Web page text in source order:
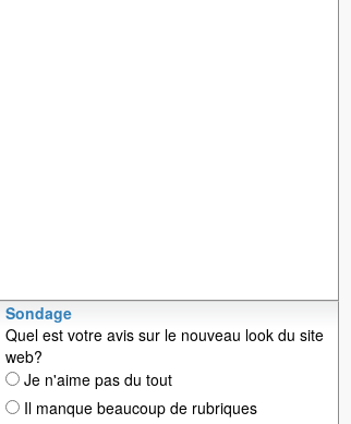
Sondage
Quel est votre avis sur le nouveau look du site
web?
Je n'aime pas du tout
Il manque beaucoup de rubriques